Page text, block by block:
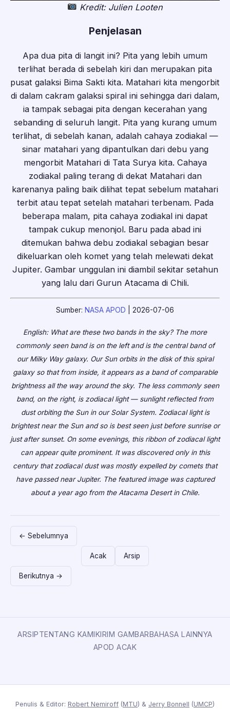
Kredit: Julien Looten
Penjelasan
Apa dua pita di langit ini? Pita yang lebih umum
terlihat berada di sebelah kiri dan merupakan pita
pusat galaksi Bima Sakti kita. Matahari kita mengorbit
di dalam cakram galaksi spiral ini sehingga dari dalam,
ia tampak sebagai pita dengan kecerahan yang
sebanding di seluruh langit. Pita yang kurang umum
terlihat, di sebelah kanan, adalah cahaya zodiakal —
sinar matahari yang dipantulkan dari debu yang
mengorbit Matahari di Tata Surya kita. Cahaya
zodiakal paling terang di dekat Matahari dan
karenanya paling baik dilihat tepat sebelum matahari
terbit atau tepat setelah matahari terbenam. Pada
beberapa malam, pita cahaya zodiakal ini dapat
tampak cukup menonjol. Baru pada abad ini
ditemukan bahwa debu zodiakal sebagian besar
dikeluarkan oleh komet yang telah melewati dekat
Jupiter. Gambar unggulan ini diambil sekitar setahun
yang lalu dari Gurun Atacama di Chili.
Sumber: NASA APOD | 2026-07-06
English: What are these two bands in the sky? The more
commonly seen band is on the left and is the central band of
our Milky Way galaxy. Our Sun orbits in the disk of this spiral
galaxy so that from inside, it appears as a band of comparable
brightness all the way around the sky. The less commonly seen
band, on the right, is zodiacal light — sunlight reflected from
dust orbiting the Sun in our Solar System. Zodiacal light is
brightest near the Sun and so is best seen just before sunrise or
just after sunset. On some evenings, this ribbon of zodiacal light
can appear quite prominent. It was discovered only in this
century that zodiacal dust was mostly expelled by comets that
have passed near Jupiter. The featured image was captured
about a year ago from the Atacama Desert in Chile.
← Sebelumnya
Acak Arsip
Berikutnya →
ARSIPTENTANG KAMIKIRIM GAMBARBAHASA LAINNYA
APOD ACAK
Penulis & Editor: Robert Nemiroff (MTU) & Jerry Bonnell (UMCP)